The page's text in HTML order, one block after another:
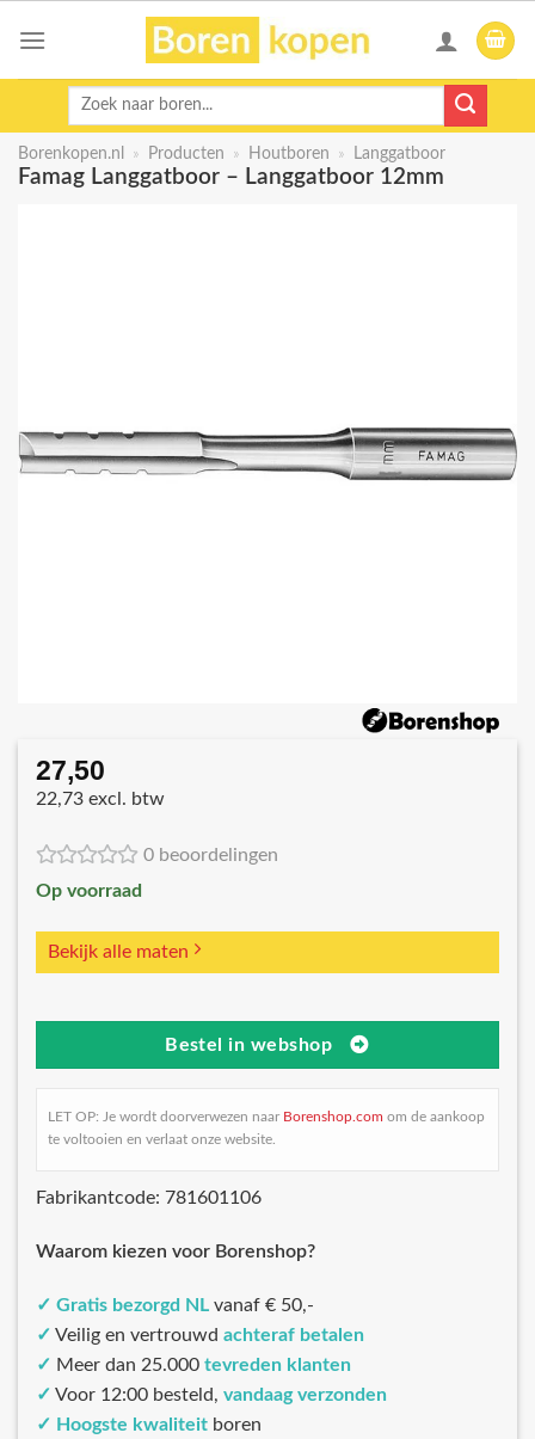
Zoeken
Borenkopen.nl » Producten » Houtboren » Langgatboor
Famag Langgatboor – Langgatboor 12mm
27,50
22,73 excl. btw
0 beoordelingen
Op voorraad
Bekijk alle maten
Bestel in webshop
LET OP: Je wordt doorverwezen naar Borenshop.com om de aankoop
te voltooien en verlaat onze website.
Fabrikantcode: 781601106
Waarom kiezen voor Borenshop?
✓ Gratis bezorgd NL vanaf € 50,-
✓ Veilig en vertrouwd achteraf betalen
✓ Meer dan 25.000 tevreden klanten
✓ Voor 12:00 besteld, vandaag verzonden
✓ Hoogste kwaliteit boren